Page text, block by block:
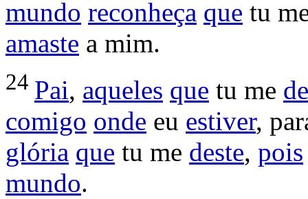
mundo reconheça que tu
amaste a mim.
24 Pai, aqueles que tu me
comigo onde eu estiver,
glória que tu me deste, pois
mundo.